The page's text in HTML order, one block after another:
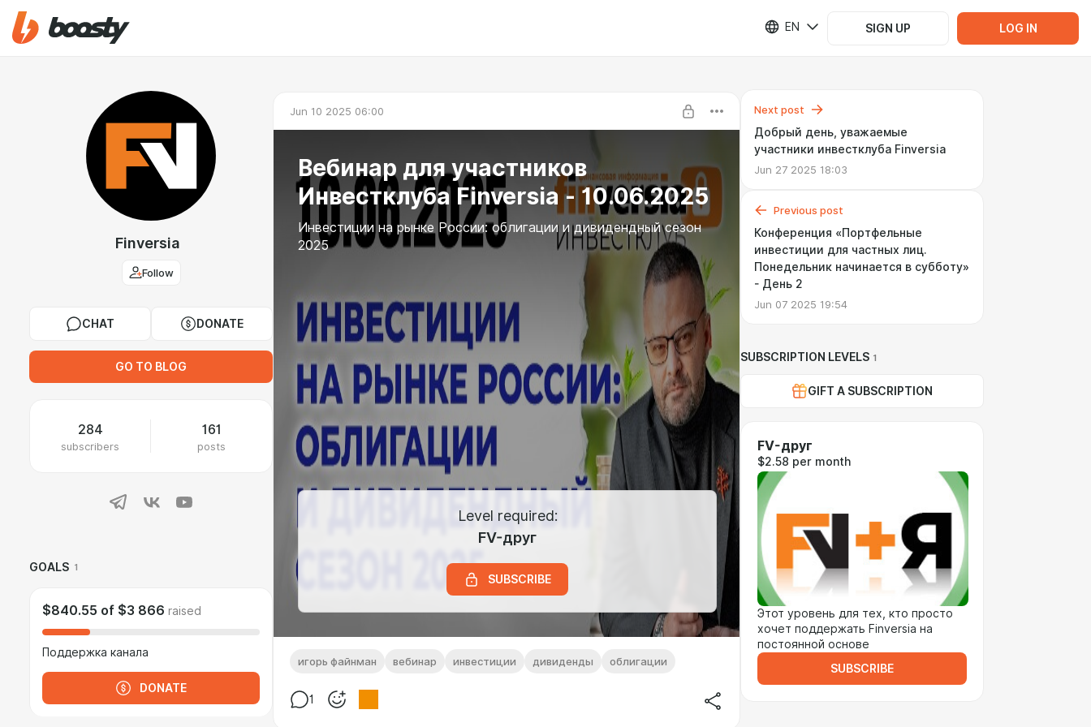
EN SIGN UP LOG IN
Finversia
Follow
CHAT DONATE
GO TO BLOG
284
subscribers
161
posts
GOALS 1
$840.55 of $3 866 raised
Поддержка канала
DONATE
Jun 10 2025 06:00
Вебинар для участников
Инвестклуба Finversia - 10.06.2025
Инвестиции на рынке России: облигации и дивидендный сезон
2025
Level required:
FV-друг
SUBSCRIBE
игорь файнман вебинар инвестиции дивиденды облигации
1
Next post
Добрый день, уважаемые
участники инвестклуба Finversia
Jun 27 2025 18:03
Previous post
Конференция «Портфельные
инвестиции для частных лиц.
Понедельник начинается в субботу»
- День 2
Jun 07 2025 19:54
SUBSCRIPTION LEVELS 1
GIFT A SUBSCRIPTION
FV-друг
$2.58 per month
Этот уровень для тех, кто просто
хочет поддержать Finversia на
постоянной основе
SUBSCRIBE